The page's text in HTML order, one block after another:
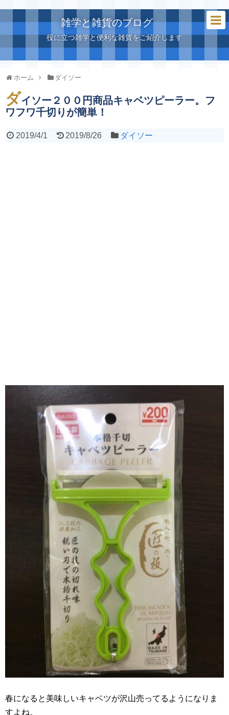
雑学と雑貨のブログ
役に立つ雑学と便利な雑貨をご紹介します
ホーム ダイソー
ダイソー２００円商品キャベツピーラー。フ
ワフワ千切りが簡単！
2019/4/1 2019/8/26 ダイソー
春になると美味しいキャベツが沢山売ってるようになりま
すよね。